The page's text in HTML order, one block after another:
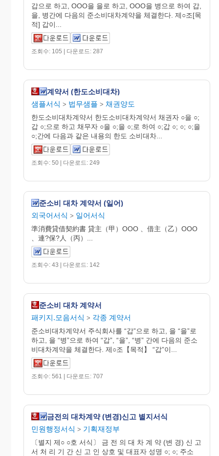
갑으로 하고, OOO을 을로 하고, OOO을 병으로 하여 갑,
을, 병간에 다음의 준소비대차계약을 체결한다. 제○조[목
적] 갑이...
조회수: 105 | 다운로드: 287
계약서 (한도소비대차)
샘플서식 > 법무샘플 > 채권양도
한도소비대차계약서 한도소비대차계약서 채권자 ○을 ○;
갑 ○;으로 하고 채무자 ○을 ○;을 ○;로 하여 ○;갑 ○; ○; ○;을
○;간에 다음과 같은 내용의 한도 소비대차...
조회수: 50 | 다운로드: 249
준소비 대차 계약서 (일어)
외국어서식 > 일어서식
準消費貸借契約書 貸主（甲）OOO 、借主（乙）OOO
、連?保?人（丙）...
조회수: 43 | 다운로드: 142
준소비 대차 계약서
패키지.모음서식 > 각종 계약서
준소비대차계약서 주식회사를 “갑”으로 하고, 을 “을”로
하고, 을 “병”으로 하여 “갑”, “을”, “병” 간에 다음의 준소
비대차계약을 체결한다. 제○조【목적】 “갑”이...
조회수: 561 | 다운로드: 707
금전의 대차계약 (변경)신고 별지서식
민원행정서식 > 기획재정부
〔별지 제○ ○호 서식〕 금 전 의 대 차 계 약 (변 경) 신 고
서 처 리 기 간 신 고 인 상호 및 대표자 성명 ○; ○; 주소